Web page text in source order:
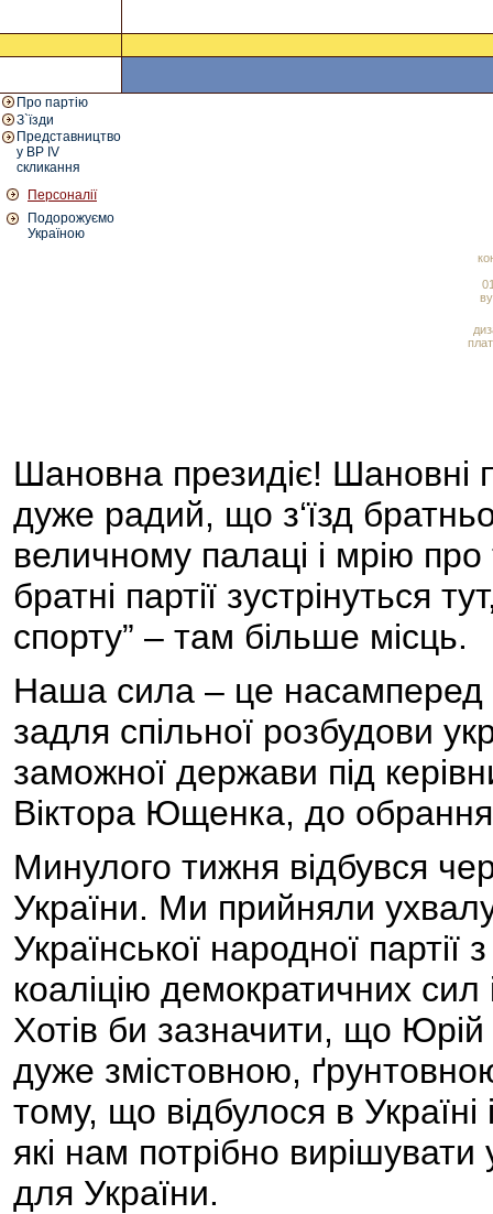
Про партію
З`їзди
Представництво
у ВР IV
скликання
Персоналії
Подорожуємо
Україною
Шановна президіє!
дуже радий, що з‘їзд
величному палаці і мрію
братні партії зустрінуться
спорту” – там більше місць.
Наша сила – це насамперед
задля спільної розбудови
заможної держави під
Віктора Ющенка, до обрання
Минулого тижня відбувся
України. Ми прийняли
Української народної
коаліцію демократичних
Хотів би зазначити, що
дуже змістовною,
тому, що відбулося в
які нам потрібно
для України.